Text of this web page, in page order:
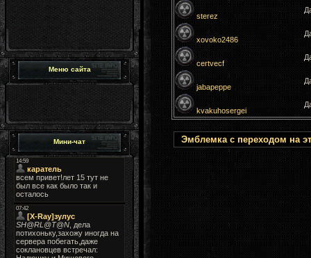
Меню сайта
Мини-чат
sterez
xovoko2486
certvecf
jabapeppe
kvakuhosergei
Эмблемка с переходом на